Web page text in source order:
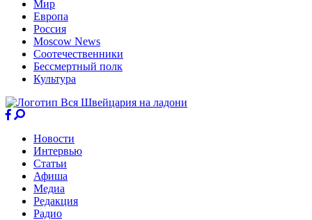
Мир
Европа
Россия
Moscow News
Соотечественники
Бессмертный полк
Культура
Новости
Интервью
Статьи
Афиша
Медиа
Редакция
Радио